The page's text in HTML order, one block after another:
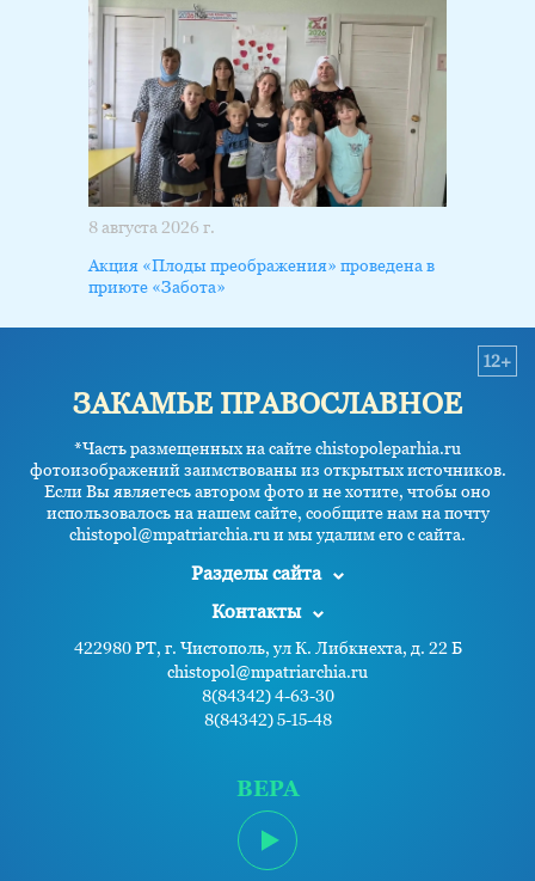
8 августа 2026 г.
Акция «Плоды преображения» проведена в
приюте «Забота»
ЗАКАМЬЕ ПРАВОСЛАВНОЕ
*Часть размещенных на сайте chistopoleparhia.ru
фотоизображений заимствованы из открытых источников.
Если Вы являетесь автором фото и не хотите, чтобы оно
использовалось на нашем сайте, сообщите нам на почту
chistopol@mpatriarchia.ru и мы удалим его с сайта.
12+
Разделы сайта
Контакты
422980 РТ, г. Чистополь, ул К. Либкнехта, д. 22 Б
chistopol@mpatriarchia.ru
8(84342) 4-63-30
8(84342) 5-15-48
ВЕРА